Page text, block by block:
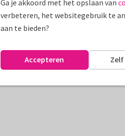
Ga je akkoord met het opslaan van
verbeteren, het websitegebruik te
aan te bieden?
Accepteren